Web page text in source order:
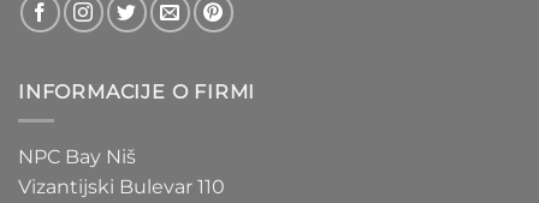
INFORMACIJE O FIRMI
NPC Bay Niš
Vizantijski Bulevar 110